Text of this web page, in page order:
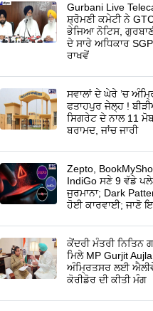
Gurbani Live
ਸ਼੍ਰੋਮਣੀ ਕਮੇਟੀ ਨੇ
ਭੇਜਿਆ ਨੋਟਿਸ,
ਦੇ ਸਾਰੇ ਅਧਿਕਾਰ
ਰਾਖਵੇਂ
ਸਵਾਲਾਂ ਦੇ ਘੇਰੇ ’ਚ
ਫਤਾਹਪੁਰ ਜੇਲ੍ਹ !
ਸਿਗਰੇਟ ਦੇ ਨਾਲ 11
ਬਰਾਮਦ, ਜਾਂਚ ਜਾਰੀ
Zepto,
IndiGo ਸਣੇ 9 ਵੱਡੇ
ਜੁਰਮਾਨਾ; Dark
ਹੋਈ ਕਾਰਵਾਈ; ਜਾਣੋ
ਕੇਂਦਰੀ ਮੰਤਰੀ ਨਿਤਿਨ
ਮਿਲੇ MP Gurjit Aujla,
ਅੰਮ੍ਰਿਤਸਰ ਲਈ
ਕੋਰੀਡੋਰ ਦੀ ਕੀਤੀ ਮੰਗ